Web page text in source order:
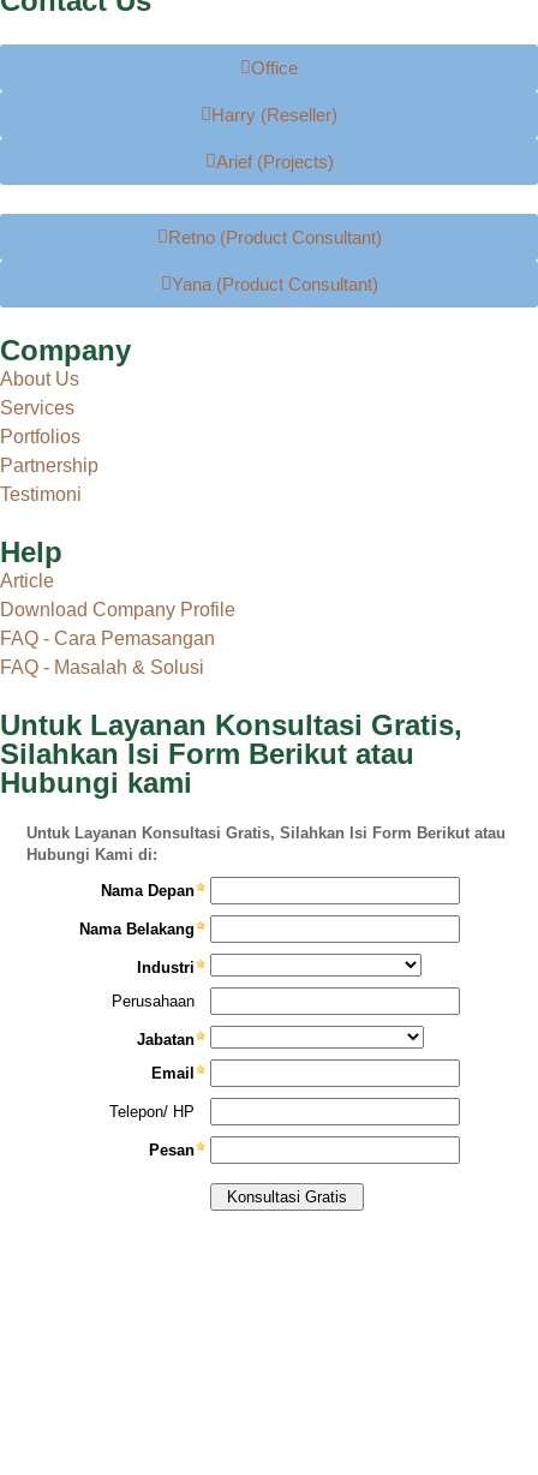
Office
Harry (Reseller)
Arief (Projects)
Retno (Product Consultant)
Yana (Product Consultant)
Company
About Us
Services
Portfolios
Partnership
Testimoni
Help
Article
Download Company Profile
FAQ - Cara Pemasangan
FAQ - Masalah & Solusi
Untuk Layanan Konsultasi Gratis,
Silahkan Isi Form Berikut atau
Hubungi kami